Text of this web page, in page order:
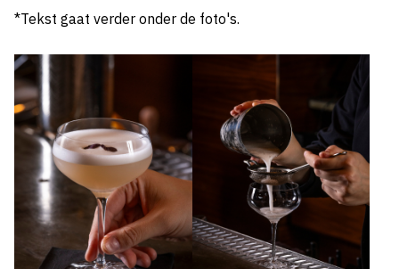
*Tekst gaat verder onder de foto's.